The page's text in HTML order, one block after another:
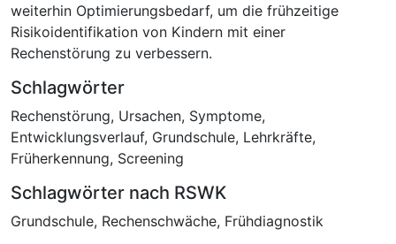
weiterhin Optimierungsbedarf, um die frühzeitige
Risikoidentifikation von Kindern mit einer
Rechenstörung zu verbessern.
Schlagwörter
Rechenstörung, Ursachen, Symptome,
Entwicklungsverlauf, Grundschule, Lehrkräfte,
Früherkennung, Screening
Schlagwörter nach RSWK
Grundschule, Rechenschwäche, Frühdiagnostik